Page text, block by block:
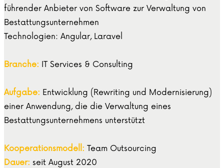
führender Anbieter von Software zur Verwaltung von
Bestattungsunternehmen
Technologien: Angular, Laravel
Branche: IT Services & Consulting
Aufgabe: Entwicklung (Rewriting und Modernisierung)
einer Anwendung, die die Verwaltung eines
Bestattungsunternehmens unterstützt
Kooperationsmodell: Team Outsourcing
Dauer: seit August 2020